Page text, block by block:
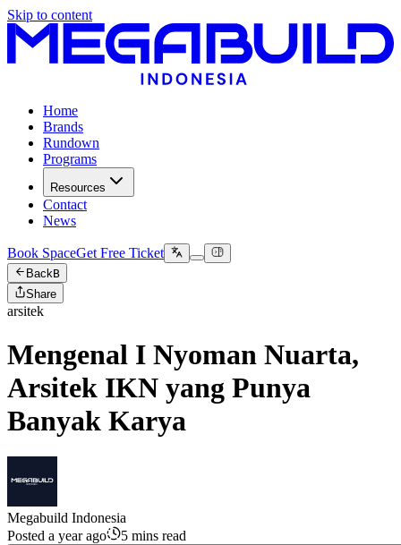
Skip to content
Home
Brands
Rundown
Programs
Resources
Contact
News
Book SpaceGet Free Ticket
BackB
Share
arsitek
Mengenal I Nyoman Nuarta,
Arsitek IKN yang Punya
Banyak Karya
Megabuild Indonesia
Posted a year ago
5 mins read